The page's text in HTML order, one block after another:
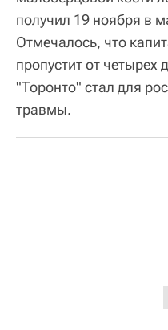
получил 19 ноября в
Отмечалось, что
пропустит от
"Торонто" стал для
травмы.